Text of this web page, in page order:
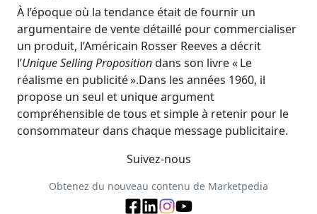
À l’époque où la tendance était de fournir un
argumentaire de vente détaillé pour commercialiser
un produit, l’Américain Rosser Reeves a décrit
l’Unique Selling Propositiondans son livre « Le
réalisme en publicité ».Dans les années 1960, il
propose un seul et unique argument
compréhensible de tous et simple à retenir pour le
consommateur dans chaque message publicitaire.
Suivez-nous
Obtenez du nouveau contenu de Marketpedia